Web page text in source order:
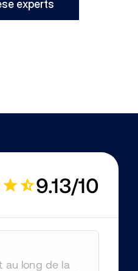
experts
9.13/10
au long de la